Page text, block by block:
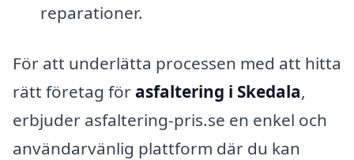
reparationer.
För att underlätta processen med att hitta
rätt företag för asfaltering i Skedala,
erbjuder asfaltering-pris.se en enkel och
användarvänlig plattform där du kan